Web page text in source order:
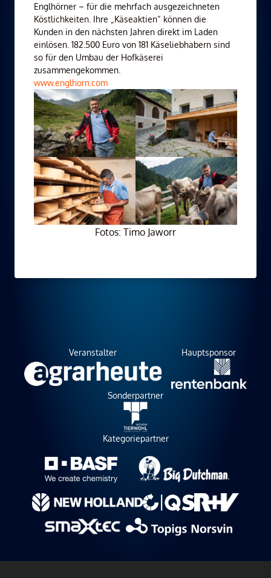
Englhörner – für die mehrfach ausgezeichneten
Köstlichkeiten. Ihre „Käseaktien“ können die
Kunden in den nächsten Jahren direkt im Laden
einlösen. 182.500 Euro von 181 Käseliebhabern sind
so für den Umbau der Hofkäserei
zusammengekommen.
www.englhorn.com
Fotos: Timo Jaworr
Veranstalter Hauptsponsor
Sonderpartner
Kategoriepartner